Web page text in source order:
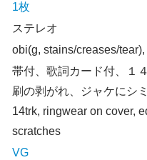
1枚
ステレオ
obi(g, stains/creases/
帯付、歌詞カード付、１
刷の剥がれ、ジャケにシ
14trk, ringwear on cover,
scratches
VG